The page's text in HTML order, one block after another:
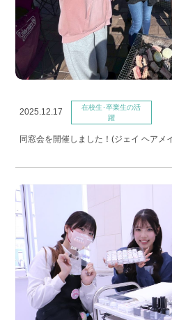
2025.12.17
在校生･卒業生の活
躍
同窓会を開催しました！(ジェイ ヘアメ